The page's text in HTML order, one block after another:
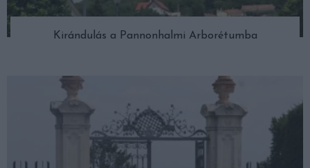
Kirándulás a Pannonhalmi Arborétumba